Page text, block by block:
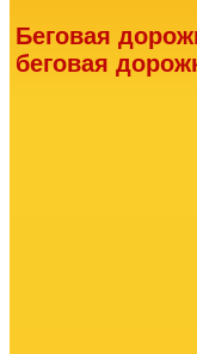
Беговая
беговая